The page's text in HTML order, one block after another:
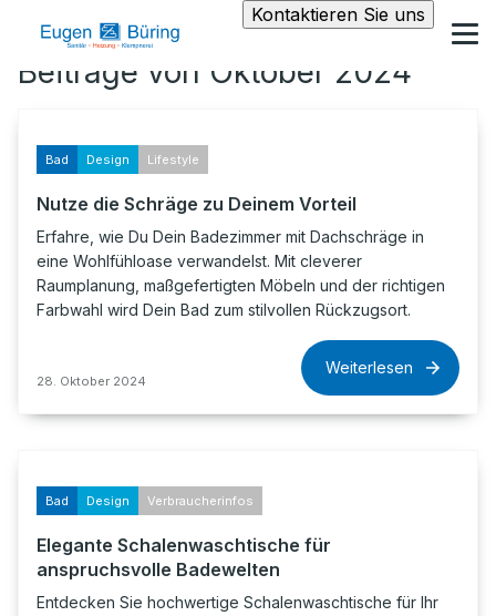
Kontaktieren Sie uns
Beiträge von Oktober 2024
Bad Design Lifestyle
Nutze die Schräge zu Deinem Vorteil
Erfahre, wie Du Dein Badezimmer mit Dachschräge in
eine Wohlfühloase verwandelst. Mit cleverer
Raumplanung, maßgefertigten Möbeln und der richtigen
Farbwahl wird Dein Bad zum stilvollen Rückzugsort.
28. Oktober 2024
Weiterlesen
Bad Design Verbraucherinfos
Elegante Schalenwaschtische für
anspruchsvolle Badewelten
Entdecken Sie hochwertige Schalenwaschtische für Ihr